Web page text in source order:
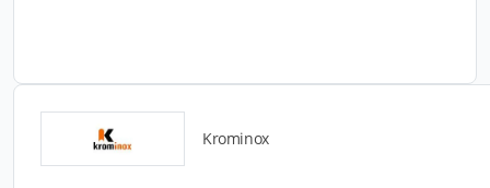
Krominox
Detalhes do produto